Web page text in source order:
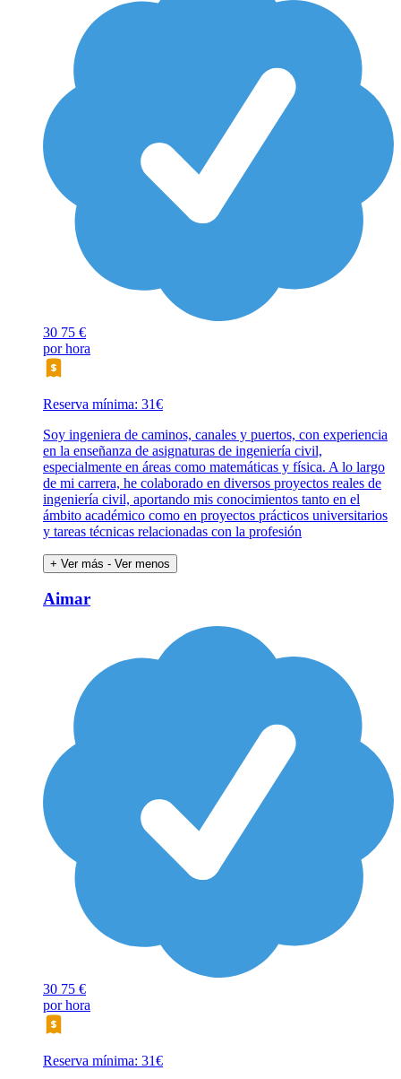
30 75 €
por hora
Reserva mínima: 31€
Soy ingeniera de caminos, canales y puertos, con experiencia
en la enseñanza de asignaturas de ingeniería civil,
especialmente en áreas como matemáticas y física. A lo largo
de mi carrera, he colaborado en diversos proyectos reales de
ingeniería civil, aportando mis conocimientos tanto en el
ámbito académico como en proyectos prácticos universitarios
y tareas técnicas relacionadas con la profesión
+ Ver más - Ver menos
Aimar
30 75 €
por hora
Reserva mínima: 31€